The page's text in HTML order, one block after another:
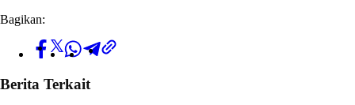
Bagikan:
Berita Terkait